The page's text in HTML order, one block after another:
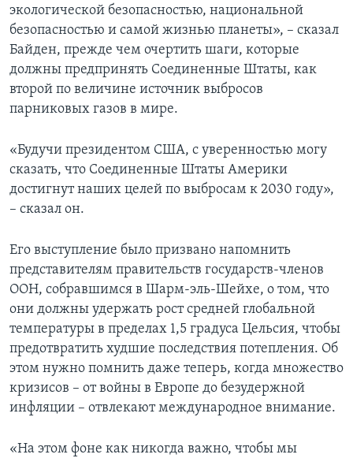
экологической безопасностью, национальной
безопасностью и самой жизнью планеты», – сказал
Байден, прежде чем очертить шаги, которые
должны предпринять Соединенные Штаты, как
второй по величине источник выбросов
парниковых газов в мире.
«Будучи президентом США, с уверенностью могу
сказать, что Соединенные Штаты Америки
достигнут наших целей по выбросам к 2030 году»,
– сказал он.
Его выступление было призвано напомнить
представителям правительств государств-членов
ООН, собравшимся в Шарм-эль-Шейхе, о том, что
они должны удержать рост средней глобальной
температуры в пределах 1,5 градуса Цельсия, чтобы
предотвратить худшие последствия потепления. Об
этом нужно помнить даже теперь, когда множество
кризисов – от войны в Европе до безудержной
инфляции – отвлекают международное внимание.
«На этом фоне как никогда важно, чтобы мы